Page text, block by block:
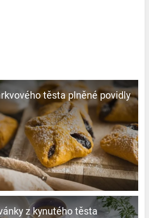
těsta plněné povidly
z kynutého těsta